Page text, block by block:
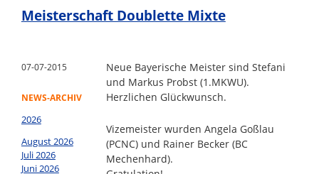
Meisterschaft Doublette Mixte
07-07-2015
Neue Bayerische Meister sind Stefani
und Markus Probst (1.MKWU).
Herzlichen Glückwunsch.
Vizemeister wurden Angela Goßlau
(PCNC) und Rainer Becker (BC
Mechenhard).
NEWS-ARCHIV
2026
August 2026
Juli 2026
Juni 2026